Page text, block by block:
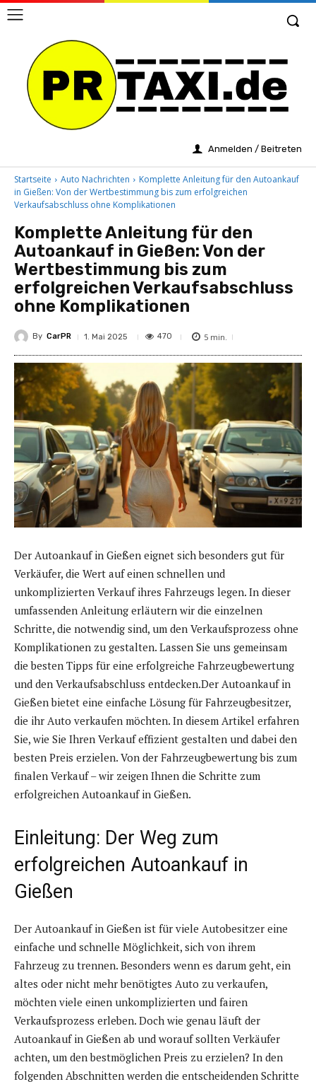
Anmelden / Beitreten
Startseite Auto Nachrichten
Komplette Anleitung für den Autoankauf
in Gießen: Von der Wertbestimmung bis zum erfolgreichen
Verkaufsabschluss ohne Komplikationen
Komplette Anleitung für den
Autoankauf in Gießen: Von der
Wertbestimmung bis zum
erfolgreichen Verkaufsabschluss
ohne Komplikationen
By CarPR 1. Mai 2025 470 5 min.
Der Autoankauf in Gießen eignet sich besonders gut für
Verkäufer, die Wert auf einen schnellen und
unkomplizierten Verkauf ihres Fahrzeugs legen. In dieser
umfassenden Anleitung erläutern wir die einzelnen
Schritte, die notwendig sind, um den Verkaufsprozess ohne
Komplikationen zu gestalten. Lassen Sie uns gemeinsam
die besten Tipps für eine erfolgreiche Fahrzeugbewertung
und den Verkaufsabschluss entdecken.Der Autoankauf in
Gießen bietet eine einfache Lösung für Fahrzeugbesitzer,
die ihr Auto verkaufen möchten. In diesem Artikel erfahren
Sie, wie Sie Ihren Verkauf effizient gestalten und dabei den
besten Preis erzielen. Von der Fahrzeugbewertung bis zum
finalen Verkauf – wir zeigen Ihnen die Schritte zum
erfolgreichen Autoankauf in Gießen.
Einleitung: Der Weg zum
erfolgreichen Autoankauf in
Gießen
Der Autoankauf in Gießen ist für viele Autobesitzer eine
einfache und schnelle Möglichkeit, sich von ihrem
Fahrzeug zu trennen. Besonders wenn es darum geht, ein
altes oder nicht mehr benötigtes Auto zu verkaufen,
möchten viele einen unkomplizierten und fairen
Verkaufsprozess erleben. Doch wie genau läuft der
Autoankauf in Gießen ab und worauf sollten Verkäufer
achten, um den bestmöglichen Preis zu erzielen? In den
folgenden Abschnitten werden die entscheidenden Schritte